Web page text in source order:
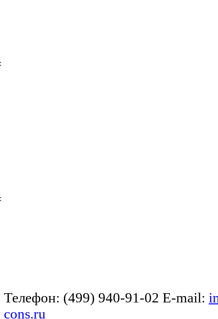
Телефон: (499) 940-91-02 E-mail:
cons.ru